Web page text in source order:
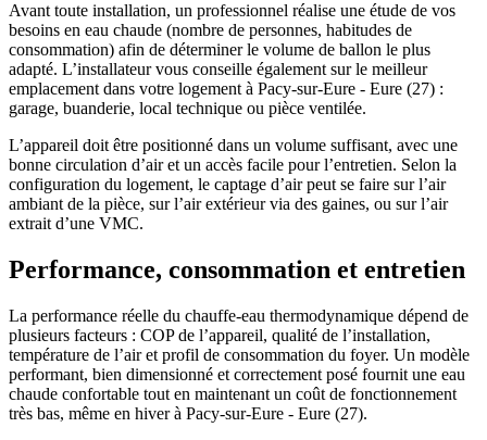
Avant toute installation, un professionnel réalise une étude de vos
besoins en eau chaude (nombre de personnes, habitudes de
consommation) afin de déterminer le volume de ballon le plus
adapté. L’installateur vous conseille également sur le meilleur
emplacement dans votre logement à Pacy-sur-Eure - Eure (27) :
garage, buanderie, local technique ou pièce ventilée.​
L’appareil doit être positionné dans un volume suffisant, avec une
bonne circulation d’air et un accès facile pour l’entretien. Selon la
configuration du logement, le captage d’air peut se faire sur l’air
ambiant de la pièce, sur l’air extérieur via des gaines, ou sur l’air
extrait d’une VMC.​
Performance, consommation et entretien
La performance réelle du chauffe-eau thermodynamique dépend de
plusieurs facteurs : COP de l’appareil, qualité de l’installation,
température de l’air et profil de consommation du foyer. Un modèle
performant, bien dimensionné et correctement posé fournit une eau
chaude confortable tout en maintenant un coût de fonctionnement
très bas, même en hiver à Pacy-sur-Eure - Eure (27).​